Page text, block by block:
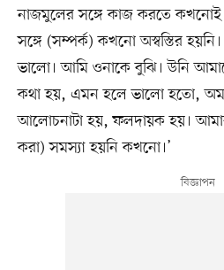
নাজমুলের সঙ্গে কাজ করতে কখনোই
সঙ্গে (সম্পর্ক) কখনো অস্বস্তির
ভালো। আমি ওনাকে বুঝি। উনি
কথা হয়, এমন হলে ভালো হতো,
আলোচনাটা হয়, ফলদায়ক হয়।
করা) সমস্যা হয়নি কখনো।’